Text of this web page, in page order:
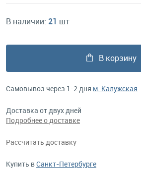
В наличии: 21 шт
В корзину
Самовывоз через 1-2 дня м. Калужская
Доставка от двух дней
Подробнее о доставке
Рассчитать доставку
Купить вСанкт-Петербурге